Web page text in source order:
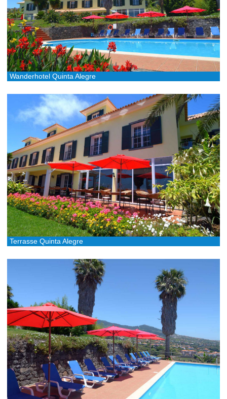
Wanderhotel Quinta Alegre
Terrasse Quinta Alegre